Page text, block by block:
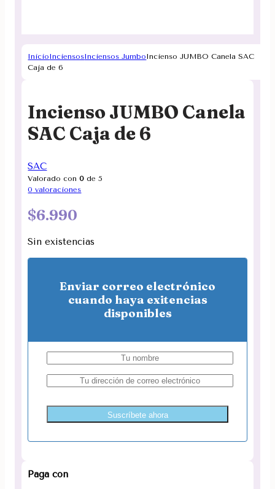
InicioInciensosInciensos JumboIncienso JUMBO Canela SAC
Caja de 6
Incienso JUMBO Canela
SAC Caja de 6
SAC
Valorado con0 de 5
0 valoraciones
$6.990
Sin existencias
Enviar correo electrónico
cuando haya exitencias
disponibles
Suscríbete ahora
Paga con